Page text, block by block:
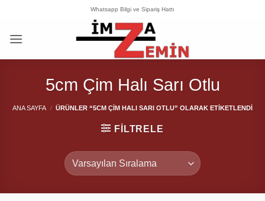
Whatsapp Bilgi ve Sipariş Hattı
5cm Çim Halı Sarı Otlu
ANA SAYFA / ÜRÜNLER “5CM ÇIM HALI SARI OTLU” OLARAK ETIKETLENDI
FILTRELE